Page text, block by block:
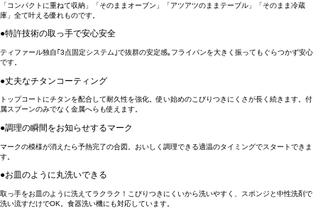
「コンパクトに重ねて収納」「そのままオーブン」「アツアツのままテーブル」「そのまま冷蔵
庫」全て叶える優れものです。
●特許技術の取っ手で安心安全
ティファール独自｢3点固定システム｣で抜群の安定感｡フライパンを大きく振ってもぐらつかず安心
です。
●丈夫なチタンコーティング
トップコートにチタンを配合して耐久性を強化。使い始めのこびりつきにくさが長く続きます。付
属スプーンのみでなく金属へらも使えます。
●調理の瞬間をお知らせするマーク
マークの模様が消えたら予熱完了の合図。おいしく調理できる適温のタイミングでスタートできま
す。
●お皿のように丸洗いできる
取っ手をお皿のように洗えてラクラク！こびりつきにくいから洗いやすく、スポンジと中性洗剤で
洗い流すだけでOK。食器洗い機にも対応しています。